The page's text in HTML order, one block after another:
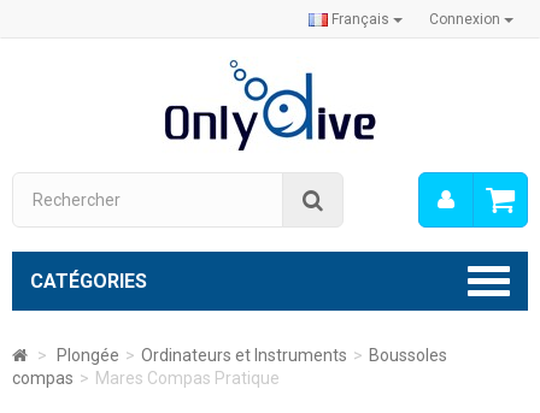
Connexion
Français
Mon
CATÉGORIES
> Plongée > Ordinateurs et Instruments > Boussoles
compas > Mares Compas Pratique